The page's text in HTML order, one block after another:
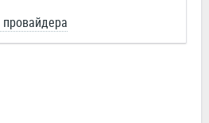
провайдера